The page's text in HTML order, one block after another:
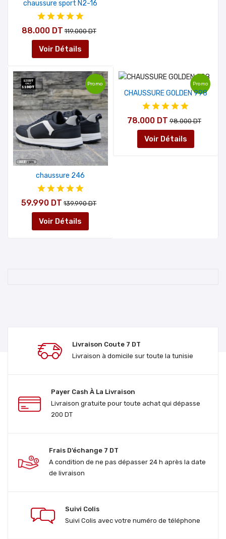
chaussure sport N2-16
88.000 DT 119.000 DT
Voir Détails
Promo
chaussure 246
59.990 DT 139.990 DT
Voir Détails
Promo
CHAUSSURE GOLDEN 998
78.000 DT 98.000 DT
Voir Détails
Livraison Coute 7 DT
Livraison à domicile sur toute la tunisie
Payer Cash À La Livraison
Livraison gratuite pour toute achat qui dépasse
200 DT
Frais D’échange 7 DT
A condition de ne pas dépasser 24 h après la date
de livraison
Suivi Colis
Suivi Colis avec votre numéro de téléphone